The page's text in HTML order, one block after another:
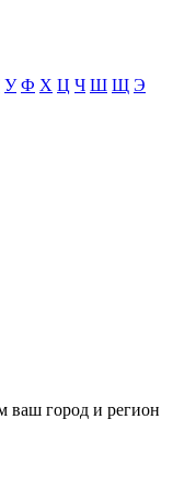
У Ф Х Ц Ч Ш Щ Э
ваш город и регион